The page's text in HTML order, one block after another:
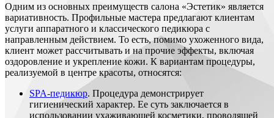
Одним из основных преимуществ салона «Эстетик» является
вариативность. Профильные мастера предлагают клиентам
услуги аппаратного и классического педикюра с
направленным действием. То есть, помимо ухоженного вида,
клиент может рассчитывать и на прочие эффекты, включая
оздоровление и укрепление кожи. К вариантам процедуры,
реализуемой в центре красоты, относятся:
SPA-педикюр. Процедура демонстрирует
гигиенический характер. Ее суть заключается в
использовании ухаживающей косметики, проводящей